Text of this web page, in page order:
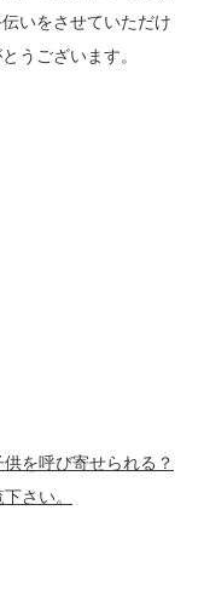
いをさせていただけ
うございます。
を呼び寄せられる？
さい。